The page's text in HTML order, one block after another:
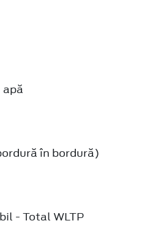
în bordură)
- Total WLTP